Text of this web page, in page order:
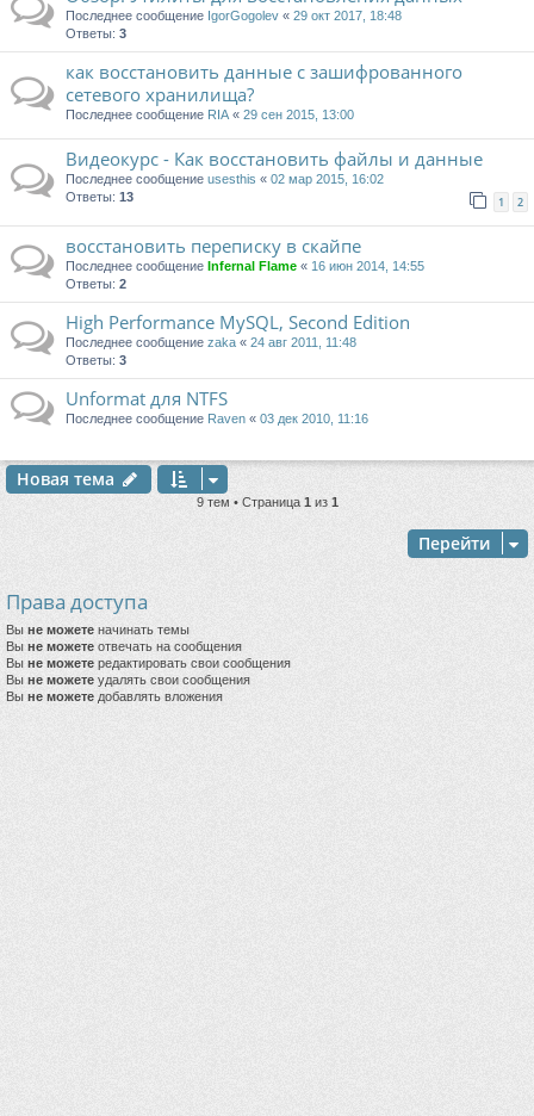
Последнее сообщение IgorGogolev « 29 окт 2017, 18:48
Ответы: 3
как восстановить данные с зашифрованного
сетевого хранилища?
Последнее сообщение RIA « 29 сен 2015, 13:00
Видеокурс - Как восстановить файлы и данные
Последнее сообщение usesthis « 02 мар 2015, 16:02
Ответы: 13 1 2
восстановить переписку в скайпе
Последнее сообщение Infernal Flame « 16 июн 2014, 14:55
Ответы: 2
High Performance MySQL, Second Edition
Последнее сообщение zaka « 24 авг 2011, 11:48
Ответы: 3
Unformat для NTFS
Последнее сообщение Raven « 03 дек 2010, 11:16
Новая тема
9 тем • Страница 1 из 1
Перейти
Права доступа
Вы не можете начинать темы
Вы не можете отвечать на сообщения
Вы не можете редактировать свои сообщения
Вы не можете удалять свои сообщения
Вы не можете добавлять вложения